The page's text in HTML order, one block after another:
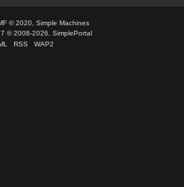
© 2020, Simple Machines
© 2008-2026, SimplePortal
RSS WAP2